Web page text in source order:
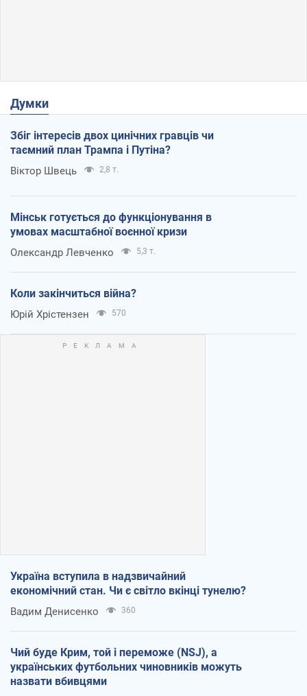
Думки
Збіг інтересів двох цинічних гравців чи
таємний план Трампа і Путіна?
Віктор Швець 2,8 т.
Мінськ готується до функціонування в
умовах масштабної воєнної кризи
Олександр Левченко 5,3 т.
Коли закінчиться війна?
Юрій Хрістензен 570
Україна вступила в надзвичайний
економічний стан. Чи є світло вкінці тунелю?
Вадим Денисенко 360
Чий буде Крим, той і переможе (NSJ), а
українських футбольних чиновників можуть
назвати вбивцями